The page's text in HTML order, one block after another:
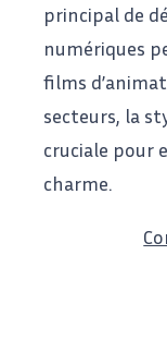
principal de
numériques
films
secteurs, la
cruciale pour
charme.